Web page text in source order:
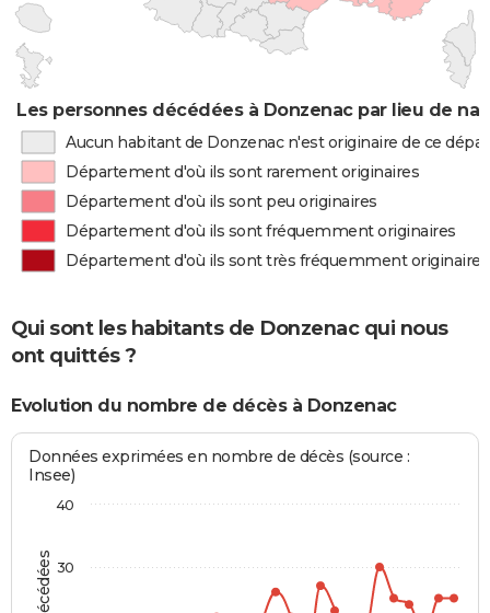
Les personnes décédées à Donzenac par lieu de
Aucun habitant de Donzenac n'est originaire de ce
Département d'où ils sont rarement originaires
Département d'où ils sont peu originaires
Département d'où ils sont fréquemment originaires
Département d'où ils sont très fréquemment originaires
Qui sont les habitants de Donzenac qui nous
ont quittés ?
Evolution du nombre de décès à Donzenac
Données exprimées en nombre de décès (source :
Insee)
30
40